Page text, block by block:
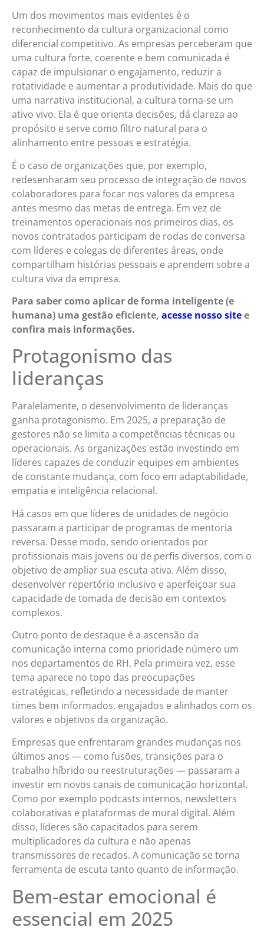
Um dos movimentos mais evidentes é o
reconhecimento da cultura organizacional como
diferencial competitivo. As empresas perceberam que
uma cultura forte, coerente e bem comunicada é
capaz de impulsionar o engajamento, reduzir a
rotatividade e aumentar a produtividade. Mais do que
uma narrativa institucional, a cultura torna-se um
ativo vivo. Ela é que orienta decisões, dá clareza ao
propósito e serve como filtro natural para o
alinhamento entre pessoas e estratégia.
É o caso de organizações que, por exemplo,
redesenharam seu processo de integração de novos
colaboradores para focar nos valores da empresa
antes mesmo das metas de entrega. Em vez de
treinamentos operacionais nos primeiros dias, os
novos contratados participam de rodas de conversa
com líderes e colegas de diferentes áreas, onde
compartilham histórias pessoais e aprendem sobre a
cultura viva da empresa.
Para saber como aplicar de forma inteligente (e
humana) uma gestão eficiente, acesse nosso sitee
confira mais informações.
Protagonismo das
lideranças
Paralelamente, o desenvolvimento de lideranças
ganha protagonismo. Em 2025, a preparação de
gestores não se limita a competências técnicas ou
operacionais. As organizações estão investindo em
líderes capazes de conduzir equipes em ambientes
de constante mudança, com foco em adaptabilidade,
empatia e inteligência relacional.
Há casos em que líderes de unidades de negócio
passaram a participar de programas de mentoria
reversa. Desse modo, sendo orientados por
profissionais mais jovens ou de perfis diversos, com o
objetivo de ampliar sua escuta ativa. Além disso,
desenvolver repertório inclusivo e aperfeiçoar sua
capacidade de tomada de decisão em contextos
complexos.
Outro ponto de destaque é a ascensão da
comunicação interna como prioridade número um
nos departamentos de RH. Pela primeira vez, esse
tema aparece no topo das preocupações
estratégicas, refletindo a necessidade de manter
times bem informados, engajados e alinhados com os
valores e objetivos da organização.
Empresas que enfrentaram grandes mudanças nos
últimos anos — como fusões, transições para o
trabalho híbrido ou reestruturações — passaram a
investir em novos canais de comunicação horizontal.
Como por exemplo podcasts internos, newsletters
colaborativas e plataformas de mural digital. Além
disso, líderes são capacitados para serem
multiplicadores da cultura e não apenas
transmissores de recados. A comunicação se torna
ferramenta de escuta tanto quanto de informação.
Bem-estar emocional é
essencial em 2025